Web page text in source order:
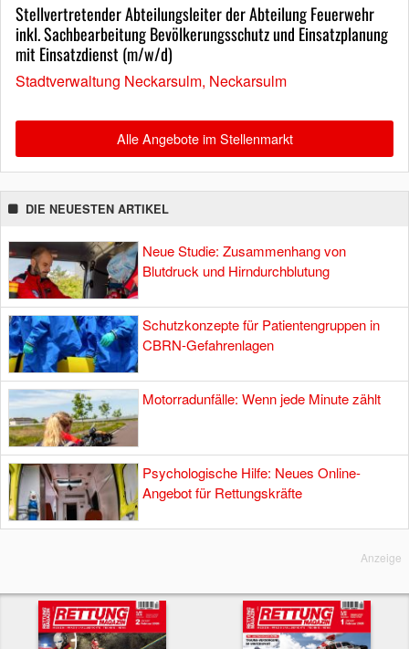
Stellvertretender Abteilungsleiter der Abteilung Feuerwehr
inkl. Sachbearbeitung Bevölkerungsschutz und Einsatzplanung
mit Einsatzdienst (m/w/d)
Stadtverwaltung Neckarsulm, Neckarsulm
Alle Angebote im Stellenmarkt
DIE NEUESTEN ARTIKEL
Neue Studie: Zusammenhang von
Blutdruck und Hirndurchblutung
Schutzkonzepte für Patientengruppen in
CBRN-Gefahrenlagen
Motorradunfälle: Wenn jede Minute zählt
Psychologische Hilfe: Neues Online-
Angebot für Rettungskräfte
Anzeige